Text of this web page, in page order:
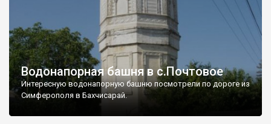
Водонапорная башня в с.Почтовое
Интересную водонапорную башню посмотрели по дороге из
Симферополя в Бахчисарай.